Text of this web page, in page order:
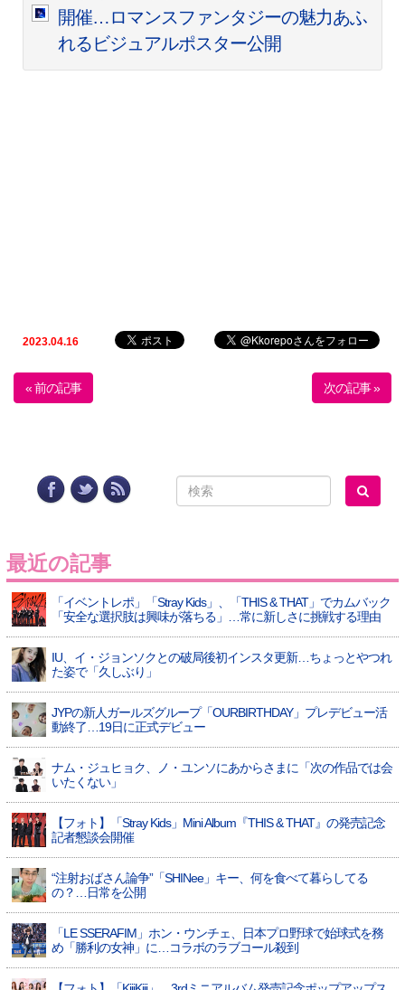
開催…ロマンスファンタジーの魅力あふ
れるビジュアルポスター公開
2023.04.16
« 前の記事 次の記事 »
最近の記事
「イベントレポ」「Stray Kids」、「THIS & THAT」でカムバック
「安全な選択肢は興味が落ちる」…常に新しさに挑戦する理由
IU、イ・ジョンソクとの破局後初インスタ更新…ちょっとやつれ
た姿で「久しぶり」
JYPの新人ガールズグループ「OURBIRTHDAY」プレデビュー活
動終了…19日に正式デビュー
ナム・ジュヒョク、ノ・ユンソにあからさまに「次の作品では会
いたくない」
【フォト】「Stray Kids」Mini Album『THIS & THAT』の発売記念
記者懇談会開催
“注射おばさん論争”「SHINee」キー、何を食べて暮らしてる
の？…日常を公開
「LE SSERAFIM」ホン・ウンチェ、日本プロ野球で始球式を務
め「勝利の女神」に…コラボのラブコール殺到